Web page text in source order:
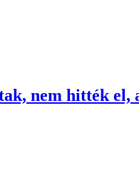
nem hitték el,